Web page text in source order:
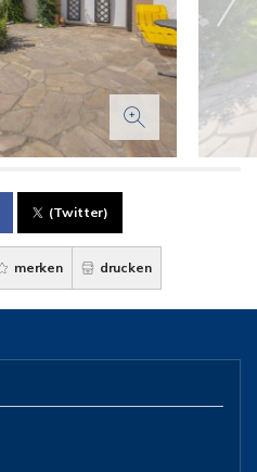
(Twitter)
merken drucken